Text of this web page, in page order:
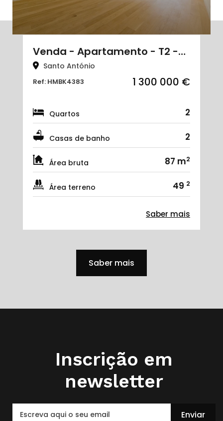
Venda - Apartamento - T2 -…
Santo António
1 300 000 €
Ref: HMBK4383
Quartos 2
Casas de banho 2
Área bruta 87 m2
Área terreno 49 2
Saber mais
Saber mais
Inscrição em
newsletter
Enviar